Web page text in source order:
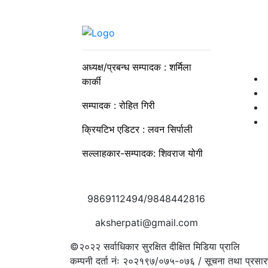
अध्यक्ष/प्रबन्ध सम्पादक : शर्मिला
कार्की
सम्पादक : रोहित गिरी
क्रियटिभ एडिटर : लवन सिर्पाली
सल्लाहकार-सम्पादक: शिवराज योगी
9869112494/9848442816
aksherpati@gmail.com
©२०२२सर्वाधिकार सुरक्षित दीक्षित मिडिया प्रालि
कम्पनी दर्ता नंः २०२१९७/०७५-०७६ / सूचना तथा